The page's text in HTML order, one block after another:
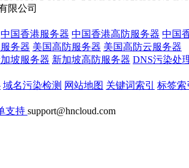
限公司
中国香港服务器 中国香港高防服务器 中国
务器 美国高防服务器 美国高防云服务器
坡服务器 新加坡高防服务器 DNS污染处
域名污染检测 网站地图 关键词索引
标签索
支持 support@hncloud.com